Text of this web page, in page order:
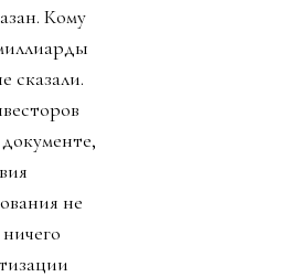
Кому
сказали.
не